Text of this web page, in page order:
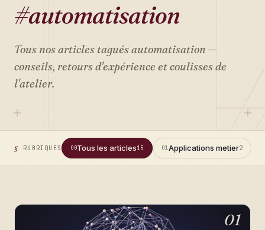
#automatisation
Tous nos articles taguésautomatisation —
conseils, retours d'expérience et coulisses de
l'atelier.
RUBRIQUES 00Tous les articles15 01Applications metier2
01